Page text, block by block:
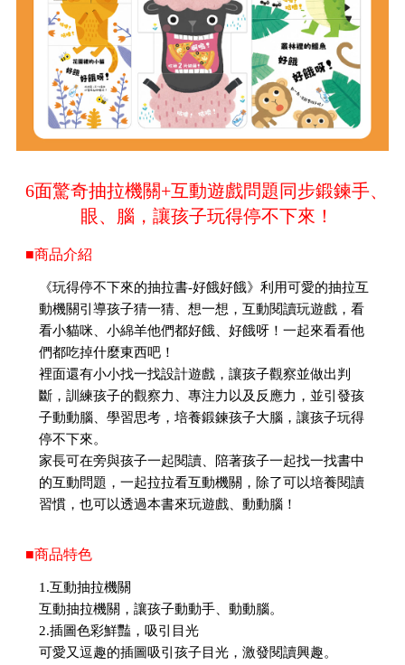
6面驚奇抽拉機關+互動遊戲問題同步鍛鍊手、
眼、腦，讓孩子玩得停不下來！
■商品介紹
《玩得停不下來的抽拉書-好餓好餓》利用可愛的抽拉互
動機關引導孩子猜一猜、想一想，互動閱讀玩遊戲，看
看小貓咪、小綿羊他們都好餓、好餓呀！一起來看看他
們都吃掉什麼東西吧！
裡面還有小小找一找設計遊戲，讓孩子觀察並做出判
斷，訓練孩子的觀察力、專注力以及反應力，並引發孩
子動動腦、學習思考，培養鍛鍊孩子大腦，讓孩子玩得
停不下來。
家長可在旁與孩子一起閱讀、陪著孩子一起找一找書中
的互動問題，一起拉拉看互動機關，除了可以培養閱讀
習慣，也可以透過本書來玩遊戲、動動腦！
■商品特色
1.互動抽拉機關
互動抽拉機關，讓孩子動動手、動動腦。
2.插圖色彩鮮豔，吸引目光
可愛又逗趣的插圖吸引孩子目光，激發閱讀興趣。